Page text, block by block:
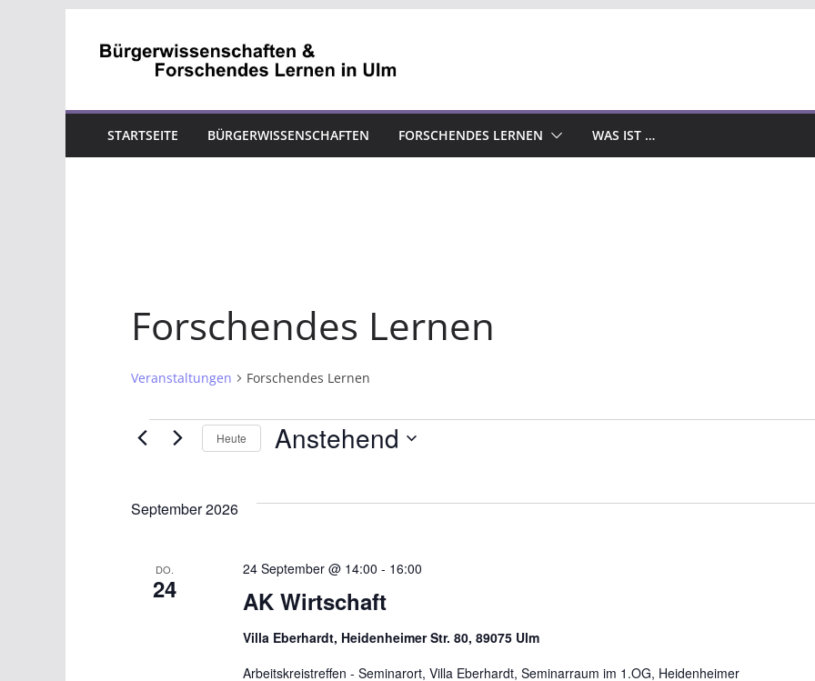
Inhalt
STARTSEITE BÜRGERWISSENSCHAFTEN FORSCHENDES LERNEN WAS IST …
Forschendes Lernen
Veranstaltungen Forschendes Lernen
Veranstaltungen
Heute Anstehend
m
w
h
l
September 2026
DO.
24 AK Wirtschaft
24 September @ 14:00 - 16:00
Villa Eberhardt, Heidenheimer Str. 80, 89075 Ulm
Arbeitskreistreffen - Seminarort, Villa Eberhardt, Seminarraum im 1.OG, Heidenheimer